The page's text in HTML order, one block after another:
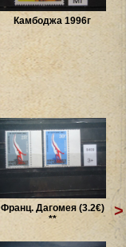
Камбоджа 1996г
Франц. Дагомея (3.2€)
**
>